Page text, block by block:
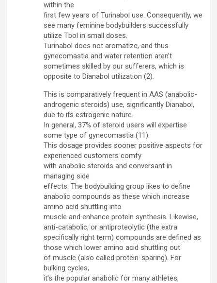
within the
first few years of Turinabol use. Consequently, we
see many feminine bodybuilders successfully
utilize Tbol in small doses.
Turinabol does not aromatize, and thus
gynecomastia and water retention aren’t
sometimes skilled by our sufferers, which is
opposite to Dianabol utilization (2).
This is comparatively frequent in AAS (anabolic-
androgenic steroids) use, significantly Dianabol,
due to its estrogenic nature.
In general, 37% of steroid users will expertise
some type of gynecomastia (11).
This dosage provides sooner positive aspects for
experienced customers comfy
with anabolic steroids and conversant in
managing side
effects. The bodybuilding group likes to define
anabolic compounds as these which increase
amino acid shuttling into
muscle and enhance protein synthesis. Likewise,
anti-catabolic, or antiproteolytic (the extra
specifically right term) compounds are defined as
those which lower amino acid shuttling out
of muscle (also called protein-sparing). For
bulking cycles,
it’s the popular anabolic for many athletes,